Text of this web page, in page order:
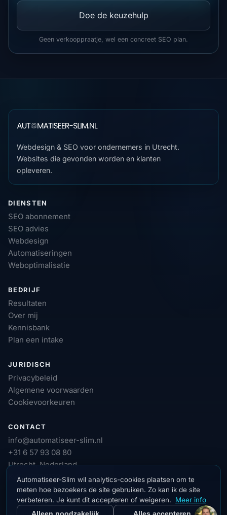
Doe de keuzehulp
Geen verkooppraatje, wel een concreet SEO plan.
Automatiseer-Slim wil analytics-cookies plaatsen om te
meten hoe bezoekers de site gebruiken. Zo kan ik de site
verbeteren. Je kunt dit accepteren of weigeren.
Meer info
Webdesign & SEO voor ondernemers in Utrecht.
Websites die gevonden worden en klanten
opleveren.
DIENSTEN
SEO abonnement
SEO advies
Webdesign
Automatiseringen
Weboptimalisatie
BEDRIJF
Resultaten
Over mij
Kennisbank
Plan een intake
JURIDISCH
Privacybeleid
Algemene voorwaarden
Cookievoorkeuren
CONTACT
info@automatiseer-slim.nl
+31 6 57 93 08 80
Utrecht, Nederland
KvK: 90786130